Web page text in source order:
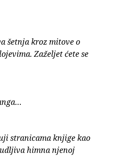
šetnja kroz mitove o
Zaželjet ćete se
stranicama knjige kao
himna njenoj